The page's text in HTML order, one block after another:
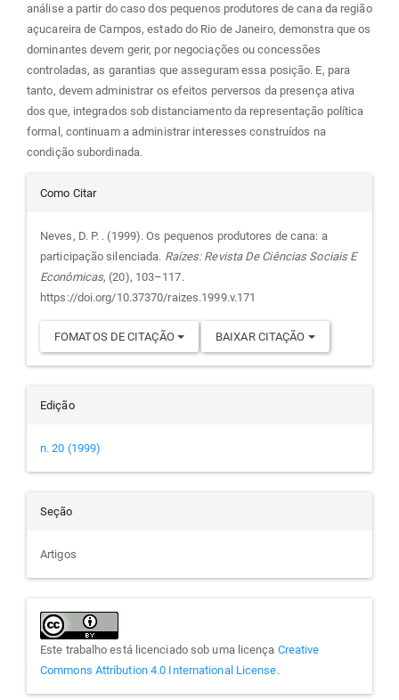
análise a partir do caso dos pequenos produtores de cana da região
açucareira de Campos, estado do Rio de Janeiro, demonstra que os
dominantes devem gerir, por negociações ou concessões
controladas, as garantias que asseguram essa posição. E, para
tanto, devem administrar os efeitos perversos da presença ativa
dos que, integrados sob distanciamento da representação política
formal, continuam a administrar interesses construídos na
condição subordinada.
Detalhes
do
artigo
Como Citar
Neves, D. P. . (1999). Os pequenos produtores de cana: a
participação silenciada. Raízes: Revista De Ciências Sociais E
Econômicas, (20), 103–117.
https://doi.org/10.37370/raizes.1999.v.171
FOMATOS DE CITAÇÃO BAIXAR CITAÇÃO
Edição
n. 20 (1999)
Seção
Artigos
Este trabalho está licenciado sob uma licença Creative
Commons Attribution 4.0 International License.